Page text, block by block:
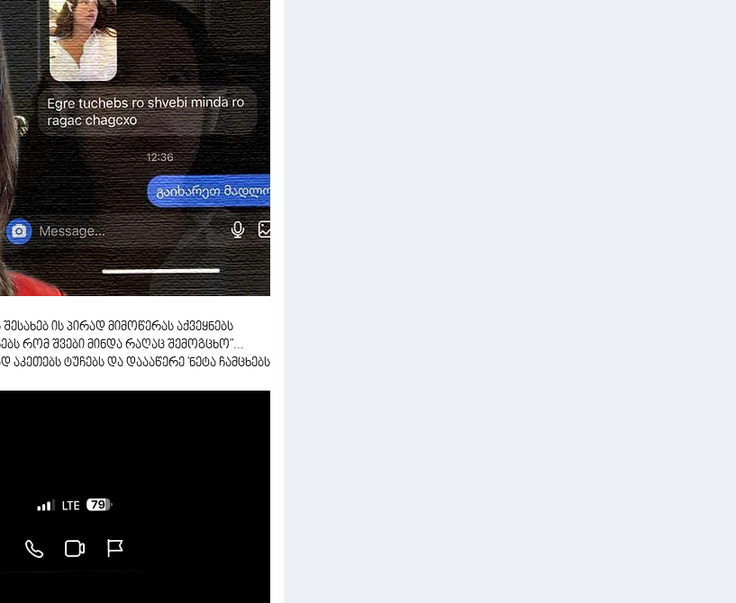
ის პირად მიმოწერას აქვეყნებს
რომ შვები მინდა რაღაც შემოგცხო"...
ტუჩებს და დაააწერე 'ნეტა ჩამცხებს